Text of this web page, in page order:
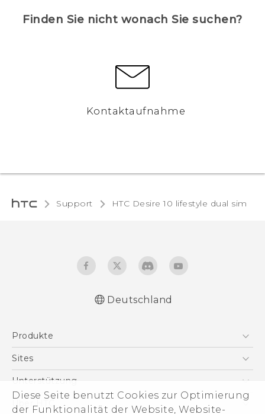
Diese Seite benutzt Cookies zur Optimierung
der Funktionalität der Website, Website-
Finden Sie nicht wonach Sie suchen?
Kontaktaufnahme
Support HTC Desire 10 lifestyle dual sim‎
behördliche Bestimmungen
English - Quick start guide
English - User manual
Deutschland
Produkte
Smartphones
VIVE
Zubehör
Sites
HTC Dev
HTC Vive
Unterstützung
Unterstützung
Über HTC